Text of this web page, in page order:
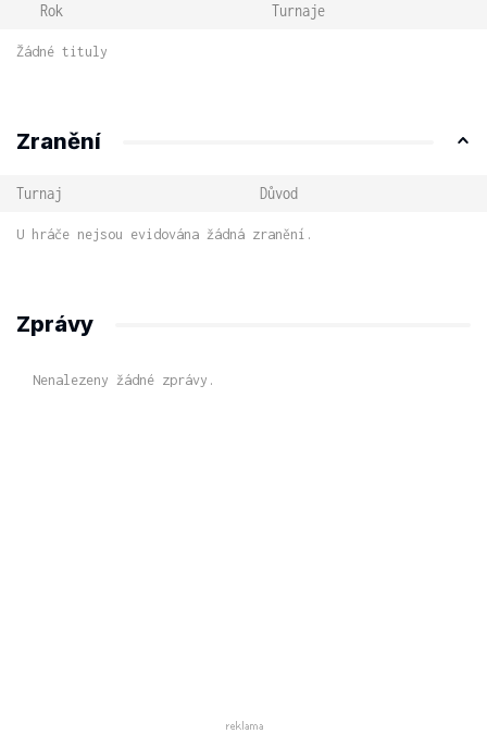
Rok Turnaje
Žádné tituly
Zranění
Turnaj Důvod
U hráče nejsou evidována žádná zranění.
Zprávy
Nenalezeny žádné zprávy.